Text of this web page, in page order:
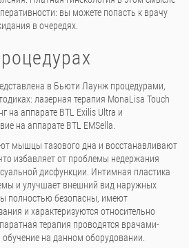
вы можете попасть к врачу
в очередях.
в Бьюти Лаунж процедурами,
лазерная терапия MonaLisa Touch
на аппарате BTL Exilis Ultra и
на аппарате BTL EMSella.
мышцы тазового дна и восстанавливают
избавляет от проблемы недержания
дисфункции. Интимная пластика
и улучшает внешний вид наружных
полностью безопасны, имеют
и характеризуются относительно
терапия проводятся врачами-
на данном оборудовании.